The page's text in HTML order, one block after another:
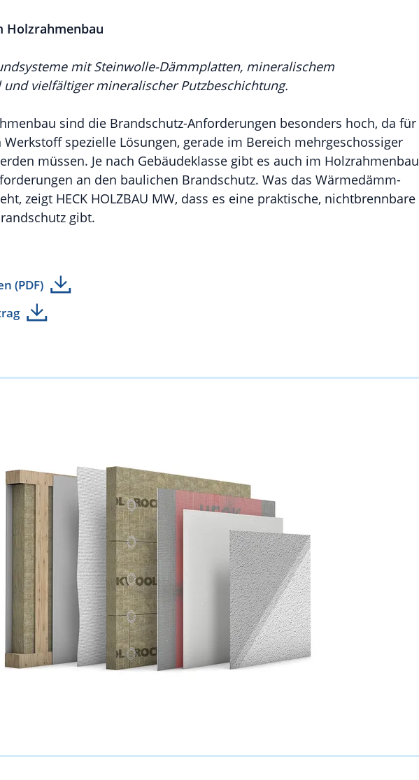
Holzrahmenbau
mit Steinwolle-Dämmplatten, mineralischem
vielfältiger mineralischer Putzbeschichtung.
sind die Brandschutz-Anforderungen besonders hoch, da für
spezielle Lösungen, gerade im Bereich mehrgeschossiger
müssen. Je nach Gebäudeklasse gibt es auch im Holzrahmenbau
an den baulichen Brandschutz. Was das Wärmedämm-
zeigt HECK HOLZBAU MW, dass es eine praktische, nichtbrennbare
gibt.
(PDF)